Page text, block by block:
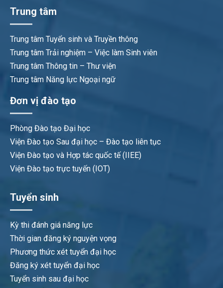
Trung tâm
Trung tâm Tuyển sinh và Truyền thông
Trung tâm Trải nghiệm – Việc làm Sinh viên
Trung tâm Thông tin – Thư viện
Trung tâm Năng lực Ngoại ngữ
Đơn vị đào tạo
Phòng Đào tạo Đại học
Viện Đào tạo Sau đại học – Đào tạo liên tục
Viện Đào tạo và Hợp tác quốc tế (IIEE)
Viện Đào tạo trực tuyến (IOT)
Tuyển sinh
Kỳ thi đánh giá năng lực
Thời gian đăng ký nguyện vọng
Phương thức xét tuyển đại học
Đăng ký xét tuyển đại học
Tuyển sinh sau đại học